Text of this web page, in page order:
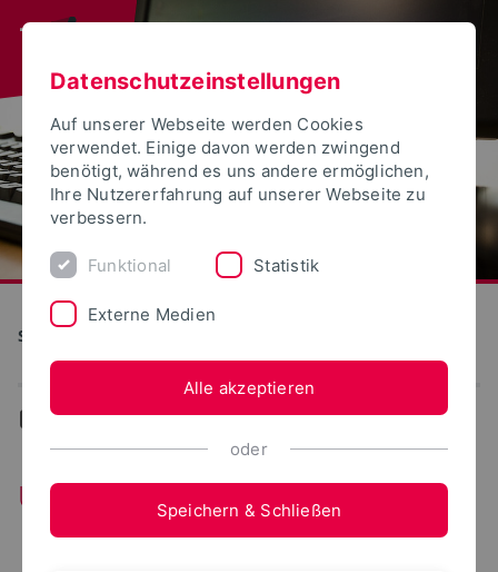
S(kim) - Service Kommunikation Information Medien
... Unterstützung/Support
Unterstützung/Support
Datenschutzeinstellungen
Auf unserer Webseite werden Cookies
verwendet. Einige davon werden zwingend
benötigt, während es uns andere ermöglichen,
Ihre Nutzererfahrung auf unserer Webseite zu
verbessern.
Funktional Statistik
Externe Medien
Alle akzeptieren
oder
Speichern & Schließen